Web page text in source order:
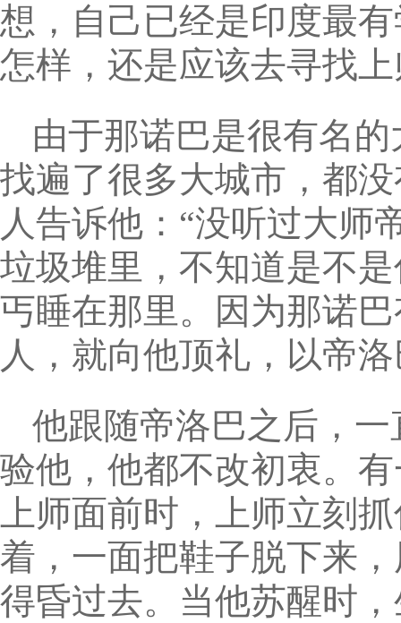
想，自己已经是印度最
怎样，还是应该去寻找
由于那诺巴是很有名
找遍了很多大城市，都
人告诉他：“没听过大师
垃圾堆里，不知道是不
丐睡在那里。因为那诺
人，就向他顶礼，以帝
他跟随帝洛巴之后，
验他，他都不改初衷。
上师面前时，上师立刻
着，一面把鞋子脱下来
得昏过去。当他苏醒时